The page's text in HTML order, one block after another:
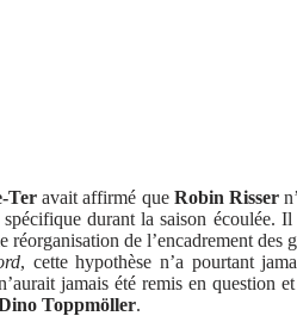
Ter avait affirmé que Robin Risser
durant la saison écoulée.
réorganisation de l’encadrement des
, cette hypothèse n’a pourtant
jamais été remis en question
Toppmöller.